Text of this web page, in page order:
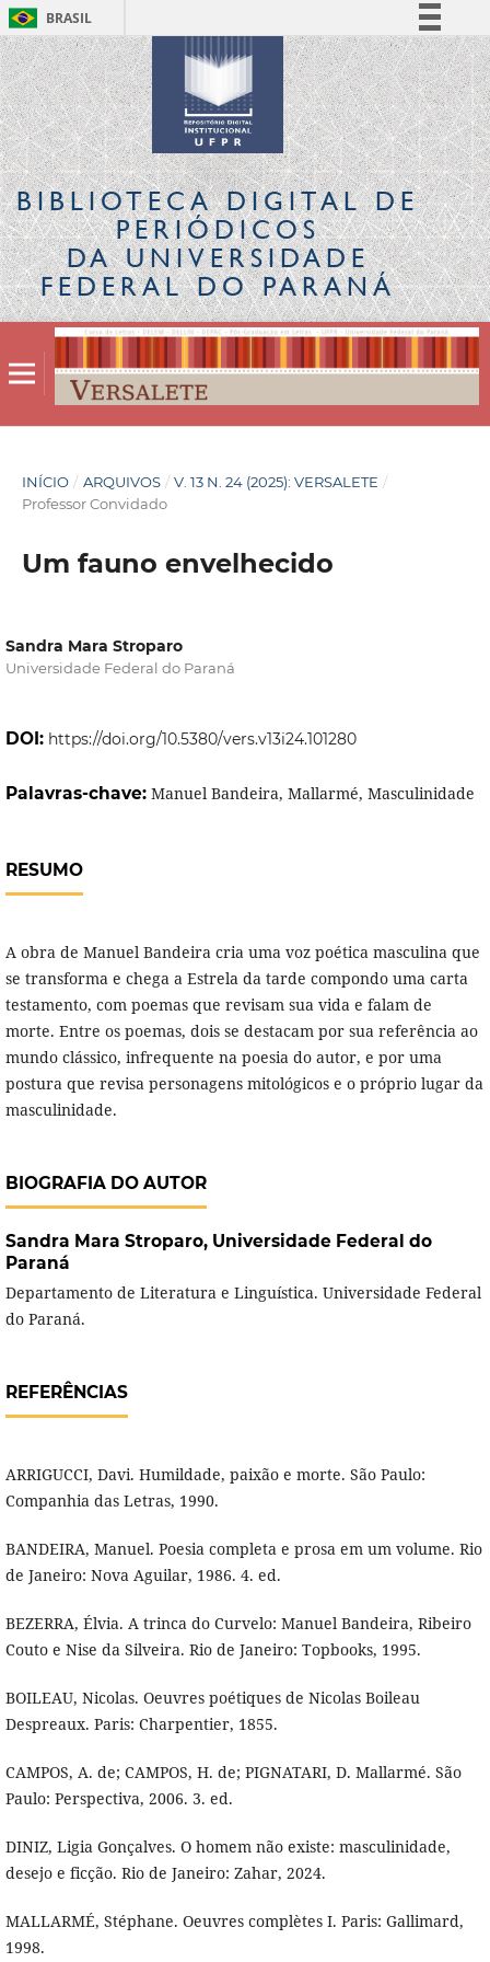
BRASIL
Simplifique!
Comunica BR
Participe
Acesso à informação
Legislação
Canais
BIBLIOTECA DIGITALDE
PERIÓDICOS
DA UNIVERSIDADE
FEDERAL DO PARANÁ
INÍCIO / ARQUIVOS / V. 13 N. 24 (2025): VERSALETE /
Professor Convidado
Um fauno envelhecido
Sandra Mara Stroparo
Universidade Federal do Paraná
DOI: https://doi.org/10.5380/vers.v13i24.101280
Palavras-chave: Manuel Bandeira, Mallarmé, Masculinidade
RESUMO
A obra de Manuel Bandeira cria uma voz poética masculina que
se transforma e chega a Estrela da tarde compondo uma carta
testamento, com poemas que revisam sua vida e falam de
morte. Entre os poemas, dois se destacam por sua referência ao
mundo clássico, infrequente na poesia do autor, e por uma
postura que revisa personagens mitológicos e o próprio lugar da
masculinidade.
BIOGRAFIA DO AUTOR
Sandra Mara Stroparo, Universidade Federal do
Paraná
Departamento de Literatura e Linguística. Universidade Federal
do Paraná.
REFERÊNCIAS
ARRIGUCCI, Davi. Humildade, paixão e morte. São Paulo:
Companhia das Letras, 1990.
BANDEIRA, Manuel. Poesia completa e prosa em um volume. Rio
de Janeiro: Nova Aguilar, 1986. 4. ed.
BEZERRA, Élvia. A trinca do Curvelo: Manuel Bandeira, Ribeiro
Couto e Nise da Silveira. Rio de Janeiro: Topbooks, 1995.
BOILEAU, Nicolas. Oeuvres poétiques de Nicolas Boileau
Despreaux. Paris: Charpentier, 1855.
CAMPOS, A. de; CAMPOS, H. de; PIGNATARI, D. Mallarmé. São
Paulo: Perspectiva, 2006. 3. ed.
DINIZ, Ligia Gonçalves. O homem não existe: masculinidade,
desejo e ficção. Rio de Janeiro: Zahar, 2024.
MALLARMÉ, Stéphane. Oeuvres complètes I. Paris: Gallimard,
1998.